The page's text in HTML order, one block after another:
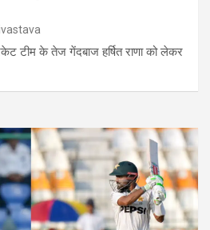
टीम के तेज गेंदबाज हर्षित राणा को लेकर